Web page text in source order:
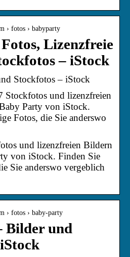
› fotos › babyparty
Lizenzfreie
– iStock
Stockfotos – iStock
Stockfotos und lizenzfreien
Party von iStock.
Fotos, die Sie anderswo
und lizenzfreien Bildern
von iStock. Finden Sie
Sie anderswo vergeblich
› fotos › baby-party
Bilder und